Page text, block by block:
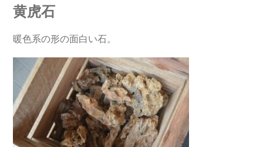
黄虎石
暖色系の形の面白い石。